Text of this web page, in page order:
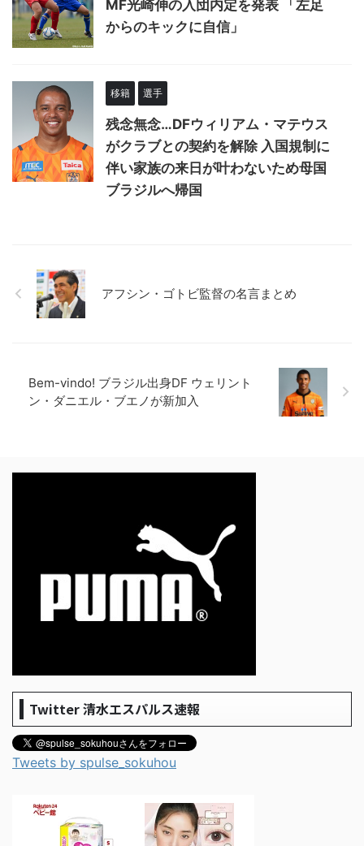
MF光崎伸の入団内定を発表 「左足
からのキックに自信」
移籍 選手
残念無念…DFウィリアム・マテウス
がクラブとの契約を解除 入国規制に
伴い家族の来日が叶わないため母国
ブラジルへ帰国
アフシン・ゴトビ監督の名言まとめ
Bem-vindo! ブラジル出身DF ウェリント
ン・ダニエル・ブエノが新加入
Twitter 清水エスパルス速報
Tweets by spulse_sokuhou